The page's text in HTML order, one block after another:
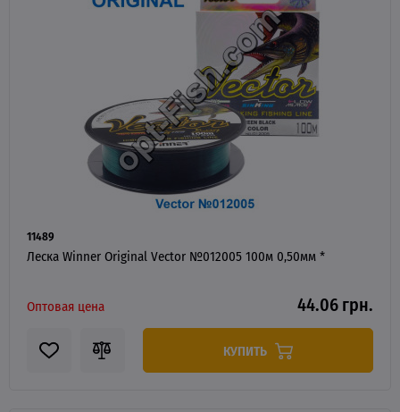
11489
Леска Winner Original Vector №012005 100м 0,50мм *
Оптовая цена 44.06 грн.
КУПИТЬ